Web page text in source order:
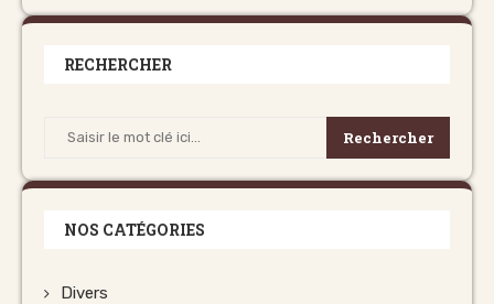
RECHERCHER
Rechercher
NOS CATÉGORIES
Divers